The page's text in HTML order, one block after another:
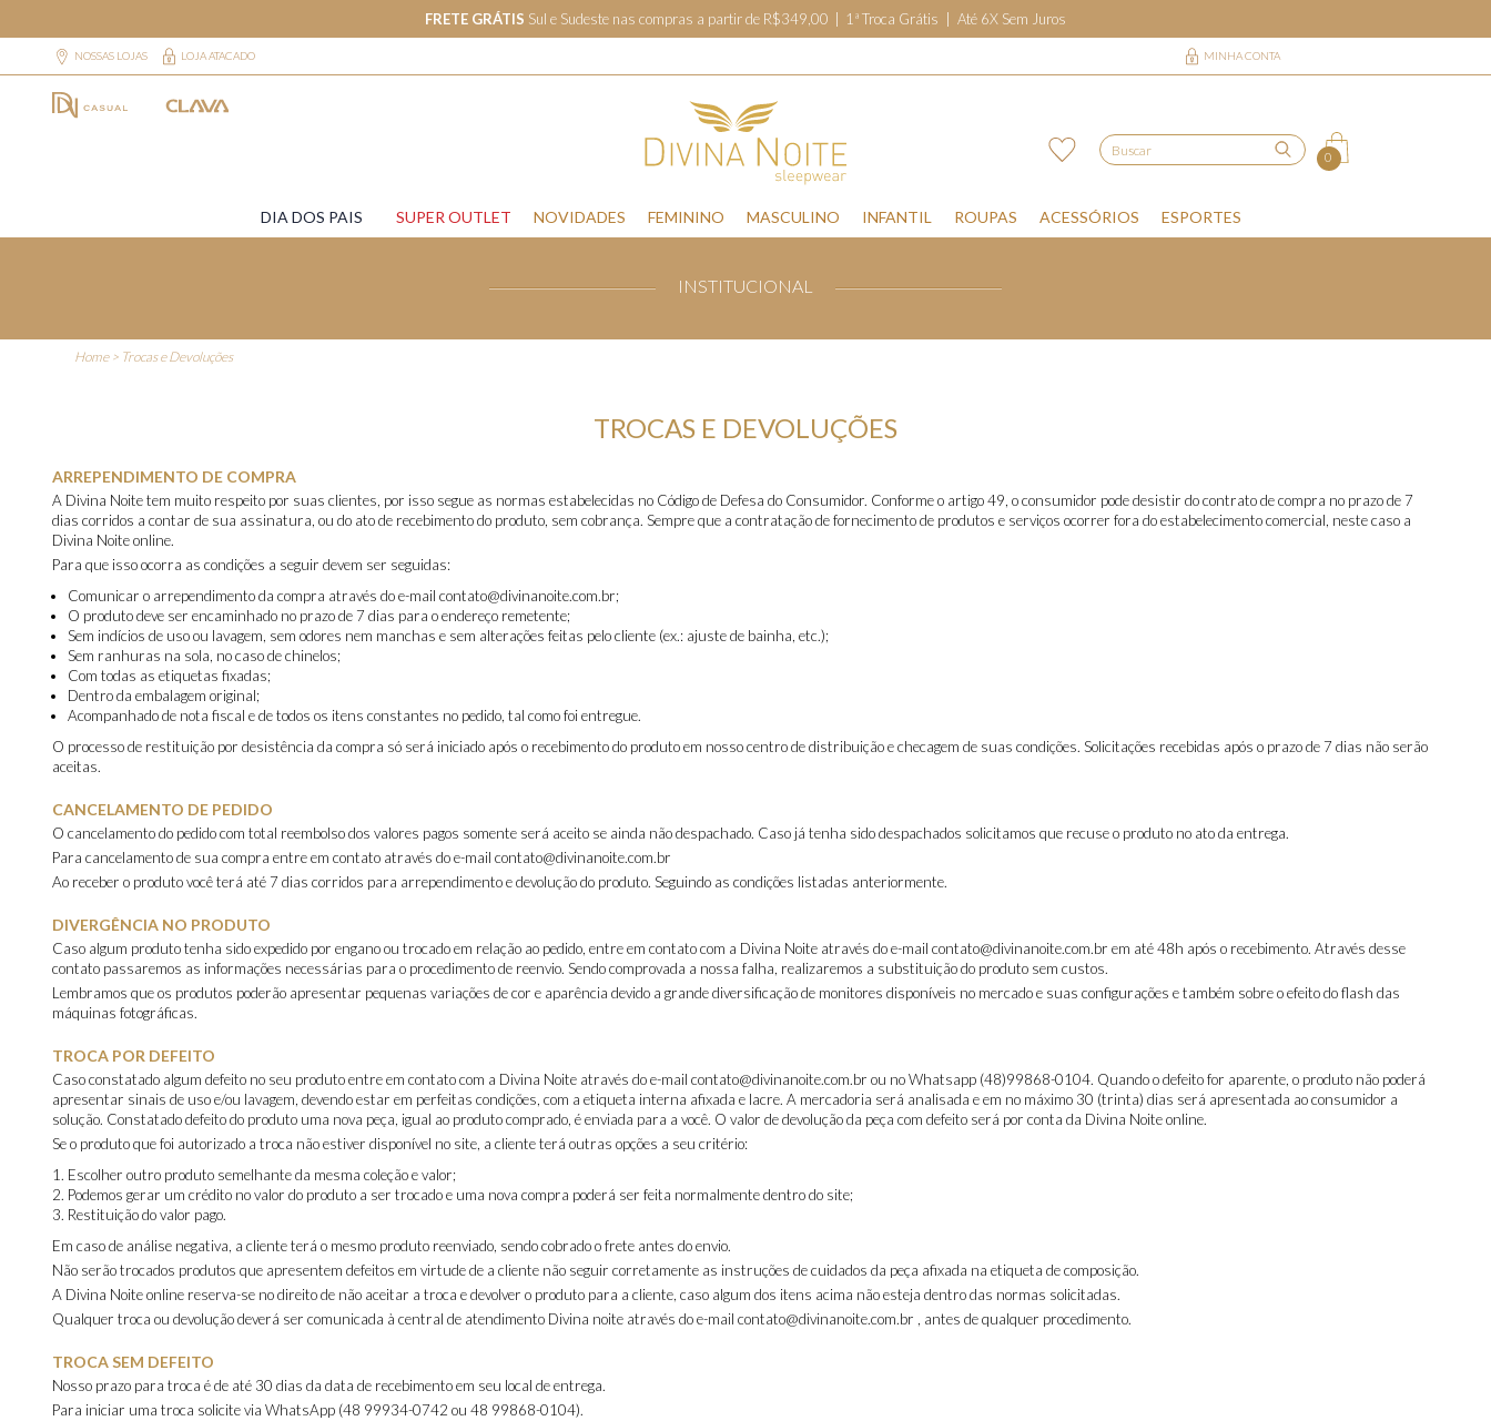
FRETE GRÁTIS Sul e Sudeste nas compras a partir de R$349,00 1ª Troca Grátis | Até 6X Sem Juros
NOSSAS LOJAS LOJA ATACADO MINHA CONTA
0
DIA DOS PAIS SUPER OUTLET NOVIDADES FEMININO MASCULINO INFANTIL ROUPAS ACESSÓRIOS ESPORTES
INSTITUCIONAL
Home> Trocas e Devoluções
TROCAS E DEVOLUÇÕES
ARREPENDIMENTO DE COMPRA
A Divina Noite tem muito respeito por suas clientes, por isso segue as normas estabelecidas no Código de Defesa do Consumidor. Conforme o artigo 49, o consumidor pode desistir do contrato de compra no prazo de 7
dias corridos a contar de sua assinatura, ou do ato de recebimento do produto, sem cobrança. Sempre que a contratação de fornecimento de produtos e serviços ocorrer fora do estabelecimento comercial, neste caso a
Divina Noite online.
Para que isso ocorra as condições a seguir devem ser seguidas:
Comunicar o arrependimento da compra através do e-mail contato@divinanoite.com.br;
O produto deve ser encaminhado no prazo de 7 dias para o endereço remetente;
Sem indícios de uso ou lavagem, sem odores nem manchas e sem alterações feitas pelo cliente (ex.: ajuste de bainha, etc.);
Sem ranhuras na sola, no caso de chinelos;
Com todas as etiquetas fixadas;
Dentro da embalagem original;
Acompanhado de nota fiscal e de todos os itens constantes no pedido, tal como foi entregue.
O processo de restituição por desistência da compra só será iniciado após o recebimento do produto em nosso centro de distribuição e checagem de suas condições. Solicitações recebidas após o prazo de 7 dias não serão
aceitas.
CANCELAMENTO DE PEDIDO
O cancelamento do pedido com total reembolso dos valores pagos somente será aceito se ainda não despachado. Caso já tenha sido despachados solicitamos que recuse o produto no ato da entrega.
Para cancelamento de sua compra entre em contato através do e-mail contato@divinanoite.com.br
Ao receber o produto você terá até 7 dias corridos para arrependimento e devolução do produto. Seguindo as condições listadas anteriormente.
DIVERGÊNCIA NO PRODUTO
Caso algum produto tenha sido expedido por engano ou trocado em relação ao pedido, entre em contato com a Divina Noite através do e-mail contato@divinanoite.com.br em até 48h após o recebimento. Através desse
contato passaremos as informações necessárias para o procedimento de reenvio. Sendo comprovada a nossa falha, realizaremos a substituição do produto sem custos.
Lembramos que os produtos poderão apresentar pequenas variações de cor e aparência devido a grande diversificação de monitores disponíveis no mercado e suas configurações e também sobre o efeito do flash das
máquinas fotográficas.
TROCA POR DEFEITO
Caso constatado algum defeito no seu produto entre em contato com a Divina Noite através do e-mail contato@divinanoite.com.br ou no Whatsapp (48)99868-0104. Quando o defeito for aparente, o produto não poderá
apresentar sinais de uso e/ou lavagem, devendo estar em perfeitas condições, com a etiqueta interna afixada e lacre. A mercadoria será analisada e em no máximo 30 (trinta) dias será apresentada ao consumidor a
solução. Constatado defeito do produto uma nova peça, igual ao produto comprado, é enviada para a você. O valor de devolução da peça com defeito será por conta da Divina Noite online.
Se o produto que foi autorizado a troca não estiver disponível no site, a cliente terá outras opções a seu critério:
Escolher outro produto semelhante da mesma coleção e valor;
Podemos gerar um crédito no valor do produto a ser trocado e uma nova compra poderá ser feita normalmente dentro do site;
Restituição do valor pago.
Em caso de análise negativa, a cliente terá o mesmo produto reenviado, sendo cobrado o frete antes do envio.
Não serão trocados produtos que apresentem defeitos em virtude de a cliente não seguir corretamente as instruções de cuidados da peça afixada na etiqueta de composição.
A Divina Noite online reserva-se no direito de não aceitar a troca e devolver o produto para a cliente, caso algum dos itens acima não esteja dentro das normas solicitadas.
Qualquer troca ou devolução deverá ser comunicada à central de atendimento Divina noite através do e-mail contato@divinanoite.com.br , antes de qualquer procedimento.
TROCA SEM DEFEITO
Nosso prazo para troca é de até 30 dias da data de recebimento em seu local de entrega.
Para iniciar uma troca solicite via WhatsApp (48 99934-0742 ou 48 99868-0104).